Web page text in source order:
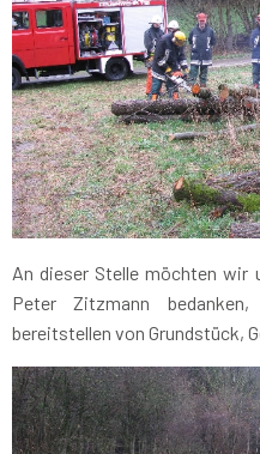
An dieser Stelle möchten wir
Peter Zitzmann
bereitstellen von Grundstück,